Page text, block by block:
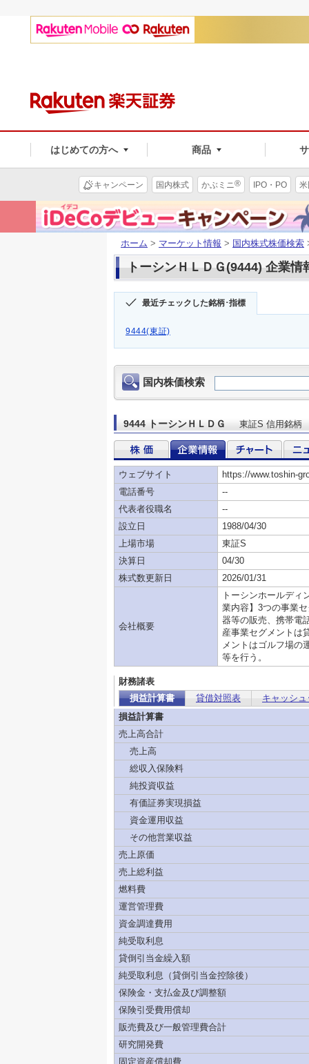
はじめての方へ 商品
キャンペーン 国内株式 かぶミニ® IPO・PO
ホーム > マーケット情報 > 国内株式株価検索
トーシンＨＬＤＧ(9444) 企業情
最近チェックした銘柄･指標
9444(東証)